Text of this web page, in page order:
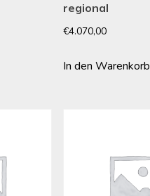
regional
€4.070,00
In den Warenkorb